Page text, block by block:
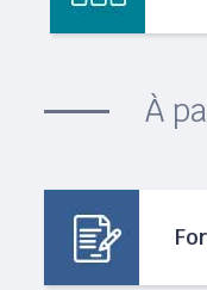
À